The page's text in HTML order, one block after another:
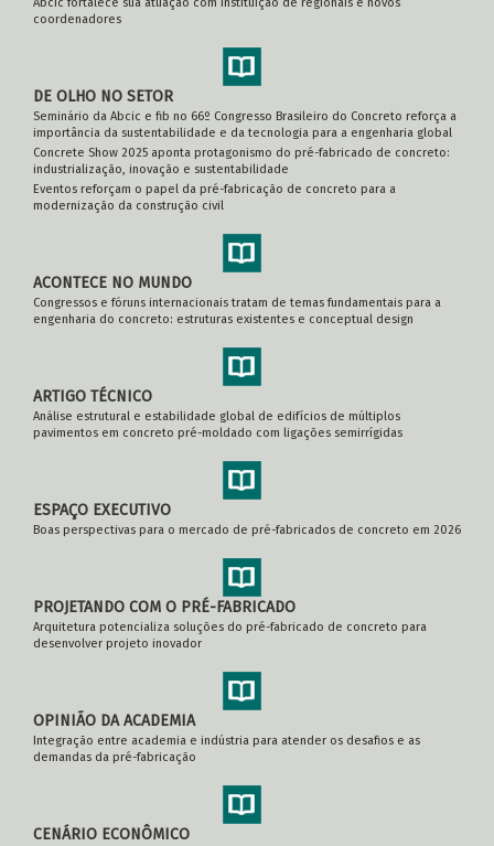
coordenadores
DE OLHO NO SETOR
Seminário da Abcic e fib no 66º Congresso Brasileiro do Concreto reforça a
importância da sustentabilidade e da tecnologia para a engenharia global
Concrete Show 2025 aponta protagonismo do pré-fabricado de concreto:
industrialização, inovação e sustentabilidade
Eventos reforçam o papel da pré-fabricação de concreto para a
modernização da construção civil
ACONTECE NO MUNDO
Congressos e fóruns internacionais tratam de temas fundamentais para a
engenharia do concreto: estruturas existentes e conceptual design
ARTIGO TÉCNICO
Análise estrutural e estabilidade global de edifícios de múltiplos
pavimentos em concreto pré-moldado com ligações semirrígidas
ESPAÇO EXECUTIVO
Boas perspectivas para o mercado de pré-fabricados de concreto em 2026
PROJETANDO COM O PRÉ-FABRICADO
Arquitetura potencializa soluções do pré-fabricado de concreto para
desenvolver projeto inovador
OPINIÃO DA ACADEMIA
Integração entre academia e indústria para atender os desafios e as
demandas da pré-fabricação
CENÁRIO ECONÔMICO